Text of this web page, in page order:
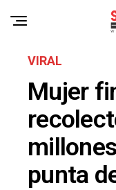
VIRAL
Mujer
punta